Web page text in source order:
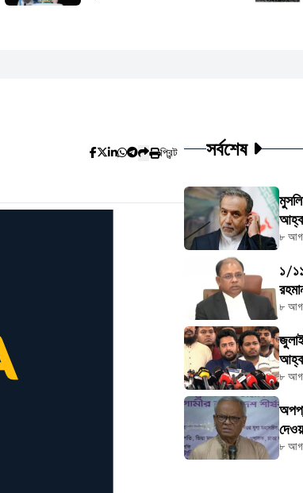
প্রিন্ট সর্বশেষ
৮
১/
৮
৮
৮